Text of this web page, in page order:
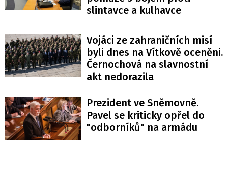
slintavce a kulhavce
Vojáci ze zahraničních misí
byli dnes na Vítkově oceněni.
Černochová na slavnostní
akt nedorazila
Prezident ve Sněmovně.
Pavel se kriticky opřel do
"odborníků" na armádu